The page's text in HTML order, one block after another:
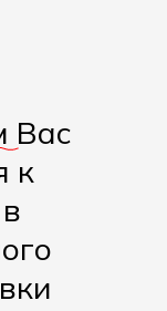
Вас
к